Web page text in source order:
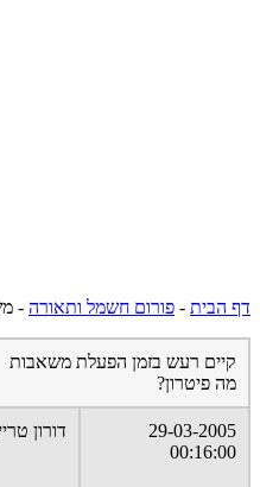
דף הבית - פורום חשמל ותאורה -
קיים רעש בזמן הפעלת משאבות
מה פיטרון?
29-03-2005
00:16:00
דורון